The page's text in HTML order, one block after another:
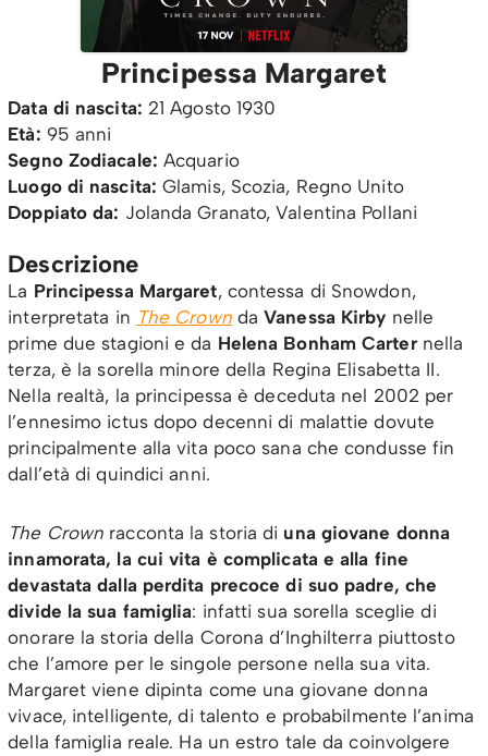
Principessa Margaret
Data di nascita: 21 Agosto 1930
Età: 95 anni
Segno Zodiacale: Acquario
Luogo di nascita:Glamis, Scozia, Regno Unito
Doppiato da: Jolanda Granato, Valentina Pollani
Descrizione
La Principessa Margaret, contessa di Snowdon,
interpretata in The CrowndaVanessa Kirby nelle
prime due stagioni e da Helena Bonham Carternella
terza, è la sorella minore della Regina Elisabetta II.
Nella realtà, la principessa è deceduta nel 2002 per
l’ennesimo ictus dopo decenni di malattie dovute
principalmente alla vita poco sana che condusse fin
dall’età di quindici anni.
The Crown racconta la storia di una giovane donna
innamorata, la cui vita è complicata e alla fine
devastata dalla perdita precoce di suo padre, che
divide la sua famiglia: infatti sua sorella sceglie di
onorare la storia della Corona d’Inghilterra piuttosto
che l’amore per le singole persone nella sua vita.
Margaret viene dipinta come una giovane donna
vivace, intelligente, di talento e probabilmente l’anima
della famiglia reale. Ha un estro tale da coinvolgere